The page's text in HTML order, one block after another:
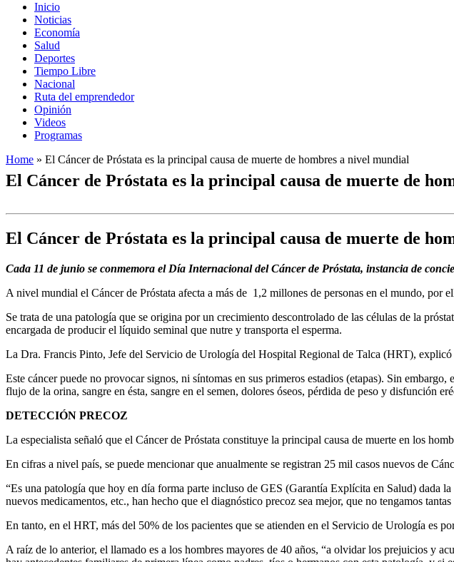
Inicio
Noticias
Economía
Salud
Deportes
Tiempo Libre
Nacional
Ruta del emprendedor
Opinión
Videos
Programas
Home » El Cáncer de Próstata es la principal causa de muerte de hombres a nivel mundial
El Cáncer de Próstata es la principal causa de muerte de
El Cáncer de Próstata es la principal causa de muerte de
Cada 11 de junio se conmemora el Día Internacional del Cáncer de Próstata, instancia de
A nivel mundial el Cáncer de Próstata afecta a más de 1,2 millones de personas en el mundo,
Se trata de una patología que se origina por un crecimiento descontrolado de las células de la
encargada de producir el líquido seminal que nutre y transporta el esperma.
La Dra. Francis Pinto, Jefe del Servicio de Urología del Hospital Regional de Talca (HRT), explicó
Este cáncer puede no provocar signos, ni síntomas en sus primeros estadios (etapas). Sin
flujo de la orina, sangre en ésta, sangre en el semen, dolores óseos, pérdida de peso y disfunción
DETECCIÓN PRECOZ
La especialista señaló que el Cáncer de Próstata constituye la principal causa de muerte en los
En cifras a nivel país, se puede mencionar que anualmente se registran 25 mil casos nuevos de
“Es una patología que hoy en día forma parte incluso de GES (Garantía Explícita en Salud) dada
nuevos medicamentos, etc., han hecho que el diagnóstico precoz sea mejor, que no tengamos
En tanto, en el HRT, más del 50% de los pacientes que se atienden en el Servicio de Urología es
A raíz de lo anterior, el llamado es a los hombres mayores de 40 años, “a olvidar los prejuicios y